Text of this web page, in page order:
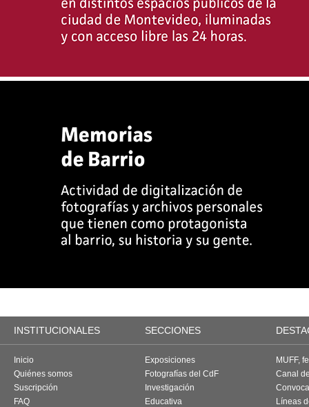
INSTITUCIONALES SECCIONES
Inicio
Quiénes somos
Suscripción
FAQ
Exposiciones
Fotografías del CdF
Investigación
Educativa
MUFF,
Canal
Líneas